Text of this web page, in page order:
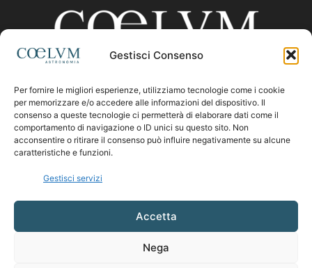
Gestisci Consenso
Per fornire le migliori esperienze, utilizziamo tecnologie come i cookie
per memorizzare e/o accedere alle informazioni del dispositivo. Il
consenso a queste tecnologie ci permetterà di elaborare dati come il
comportamento di navigazione o ID unici su questo sito. Non
acconsentire o ritirare il consenso può influire negativamente su alcune
caratteristiche e funzioni.
Gestisci servizi
Accetta
Nega
CHI SIAMO
Contattaci:coelumastro@coelum.com